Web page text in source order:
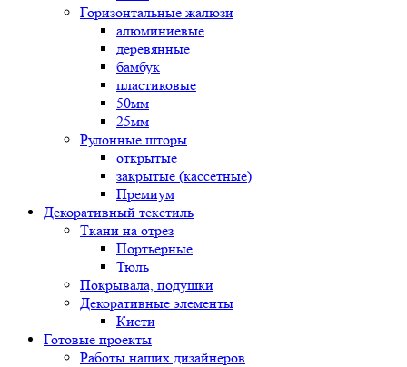
Горизонтальные жалюзи
алюминиевые
деревянные
бамбук
пластиковые
50мм
25мм
Рулонные шторы
открытые
закрытые (кассетные)
Премиум
Декоративный текстиль
Ткани на отрез
Портьерные
Тюль
Покрывала, подушки
Декоративные элементы
Кисти
Готовые проекты
Работы наших дизайнеров